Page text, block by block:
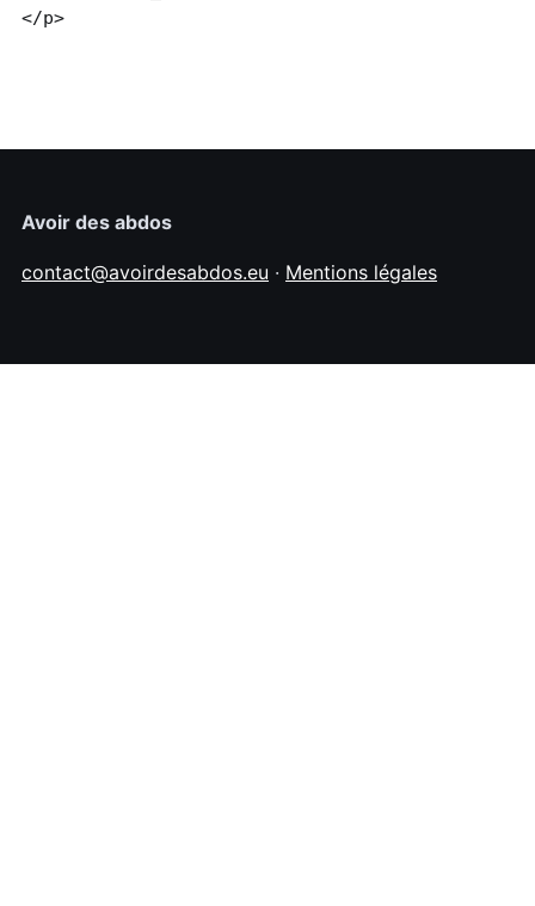
Avoir des abdos
contact@avoirdesabdos.eu · Mentions légales